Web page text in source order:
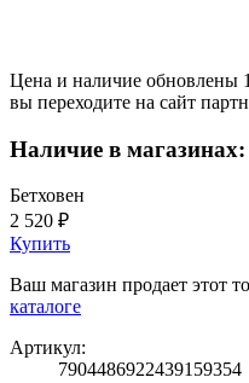
Цена и наличие обновлены
вы переходите на сайт
Наличие в магазинах:
Бетховен
2 520 ₽
Купить
Ваш магазин продает этот
каталоге
Артикул:
7904486922439159354